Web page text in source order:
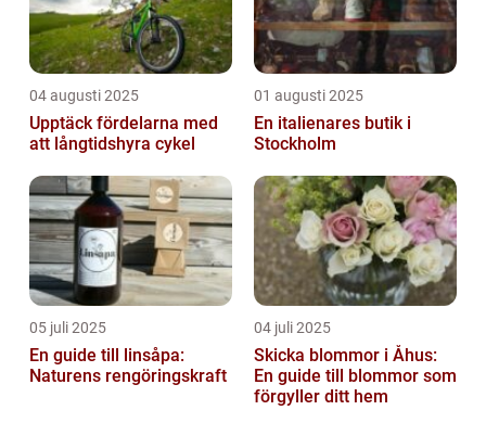
04 augusti 2025
Upptäck fördelarna med
att långtidshyra cykel
01 augusti 2025
En italienares butik i
Stockholm
05 juli 2025
En guide till linsåpa:
Naturens rengöringskraft
04 juli 2025
Skicka blommor i Åhus:
En guide till blommor som
förgyller ditt hem